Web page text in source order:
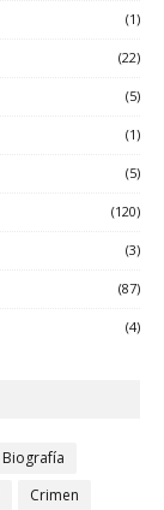
(1)
(22)
(5)
(1)
(5)
(120)
(3)
(87)
(4)
Biografía
Crimen